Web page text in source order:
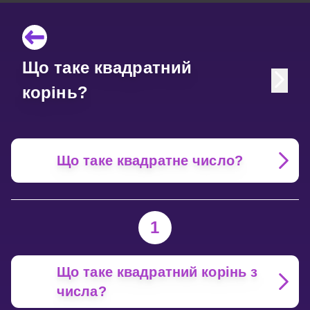
Що таке квадратний
корінь?
Що таке квадратне число?
1
Що таке квадратний корінь з
числа?